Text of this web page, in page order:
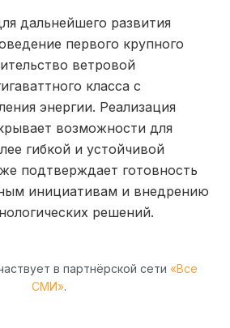
дальнейшего развития
первого крупного
ветровой
класса с
энергии. Реализация
возможности для
гибкой и устойчивой
подтверждает готовность
инициативам и внедрению
решений.
в партнёрской сети «Все
СМИ».